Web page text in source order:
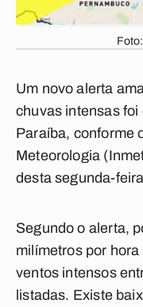
Um novo alerta
chuvas intensas
Paraíba, conforme
Meteorologia
desta segunda-
Segundo o alerta,
milímetros por
ventos intensos
listadas. Existe